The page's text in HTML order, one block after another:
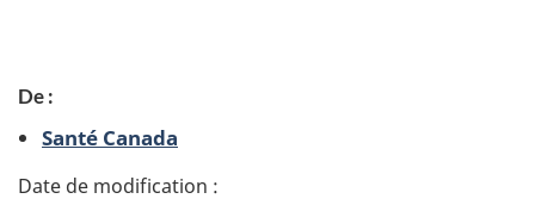
é
t
De :
Santé Canada